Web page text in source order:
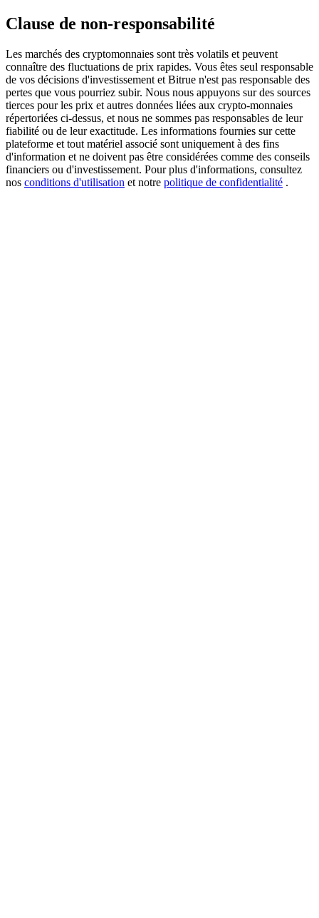
Exclusive for BitMart Users
Register & Trade to Win 500,000 USDT
Precious Metals Trading Carnival
Trade Gold & Silver · 33,333 USDT Bonus
Clause de non-responsabilité
Les marchés des cryptomonnaies sont très volatils et peuvent
connaître des fluctuations de prix rapides. Vous êtes seul responsable
de vos décisions d'investissement et Bitrue n'est pas responsable des
pertes que vous pourriez subir. Nous nous appuyons sur des sources
tierces pour les prix et autres données liées aux crypto-monnaies
répertoriées ci-dessus, et nous ne sommes pas responsables de leur
fiabilité ou de leur exactitude. Les informations fournies sur cette
plateforme et tout matériel associé sont uniquement à des fins
d'information et ne doivent pas être considérées comme des conseils
financiers ou d'investissement. Pour plus d'informations, consultez
nos conditions d'utilisation et notre politique de confidentialité .